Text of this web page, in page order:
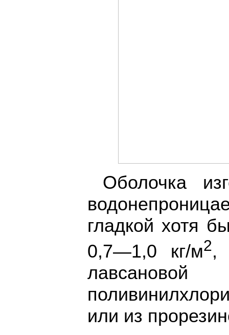
Оболочка
гладкой хотя
0,7—1,0 кг/м2,
или из